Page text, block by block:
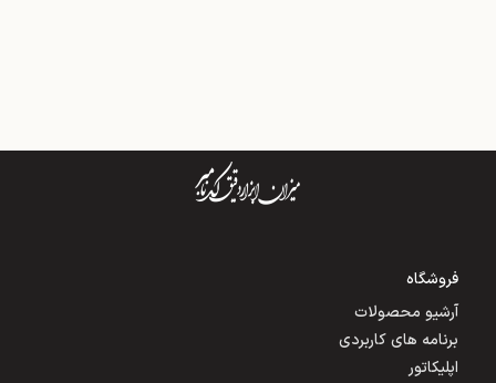
فروشگاه
آرشیو محصولات
برنامه های کاربردی
اپلیکاتور